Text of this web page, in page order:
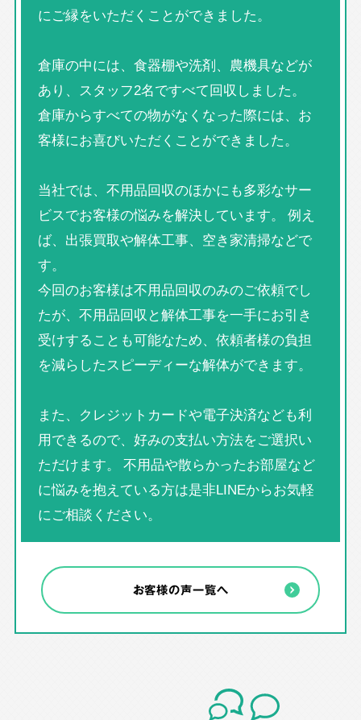
にご縁をいただくことができました。
倉庫の中には、食器棚や洗剤、農機具などが
あり、スタッフ2名ですべて回収しました。
倉庫からすべての物がなくなった際には、お
客様にお喜びいただくことができました。
当社では、不用品回収のほかにも多彩なサー
ビスでお客様の悩みを解決しています。 例え
ば、出張買取や解体工事、空き家清掃などで
す。
今回のお客様は不用品回収のみのご依頼でし
たが、不用品回収と解体工事を一手にお引き
受けすることも可能なため、依頼者様の負担
を減らしたスピーディーな解体ができます。
また、クレジットカードや電子決済なども利
用できるので、好みの支払い方法をご選択い
ただけます。 不用品や散らかったお部屋など
に悩みを抱えている方は是非LINEからお気軽
にご相談ください。
お客様の声一覧へ